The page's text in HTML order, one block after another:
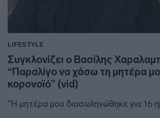
LIFESTYLE
Συγκλονίζει ο Βασίλης
“Παραλίγο να χάσω τη μητέρα
κορονοϊό” (vid)
"Η μητέρα μου διασωληνώθηκε για 16